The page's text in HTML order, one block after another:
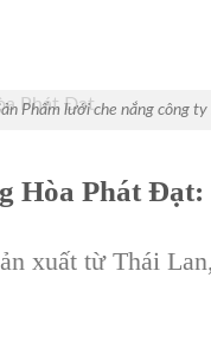
Phẩm lưới che nắng công
Hòa Phát Đạt:
xuất từ Thái